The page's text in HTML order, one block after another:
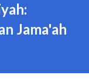
Jama'ah